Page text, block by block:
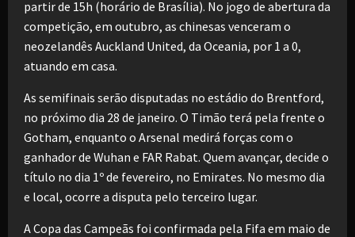
partir de 15h (horário de Brasília). No jogo de abertura da
competição, em outubro, as chinesas venceram o
neozelandês Auckland United, da Oceania, por 1 a 0,
atuando em casa.
As semifinais serão disputadas no estádio do Brentford,
no próximo dia 28 de janeiro. O Timão terá pela frente o
Gotham, enquanto o Arsenal medirá forças com o
ganhador de Wuhan e FAR Rabat. Quem avançar, decide o
título no dia 1º de fevereiro, no Emirates. No mesmo dia
e local, ocorre a disputa pelo terceiro lugar.
A Copa das Campeãs foi confirmada pela Fifa em maio de